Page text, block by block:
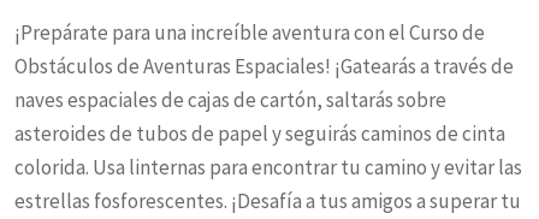
¡Prepárate para una increíble aventura con el Curso de
Obstáculos de Aventuras Espaciales! ¡Gatearás a través de
naves espaciales de cajas de cartón, saltarás sobre
asteroides de tubos de papel y seguirás caminos de cinta
colorida. Usa linternas para encontrar tu camino y evitar las
estrellas fosforescentes. ¡Desafía a tus amigos a superar tu